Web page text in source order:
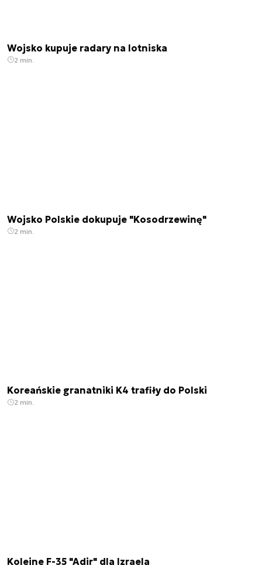
Wojsko kupuje radary na lotniska
2 min.
Wojsko Polskie dokupuje "Kosodrzewinę"
2 min.
Koreańskie granatniki K4 trafiły do Polski
2 min.
Kolejne F-35 "Adir" dla Izraela